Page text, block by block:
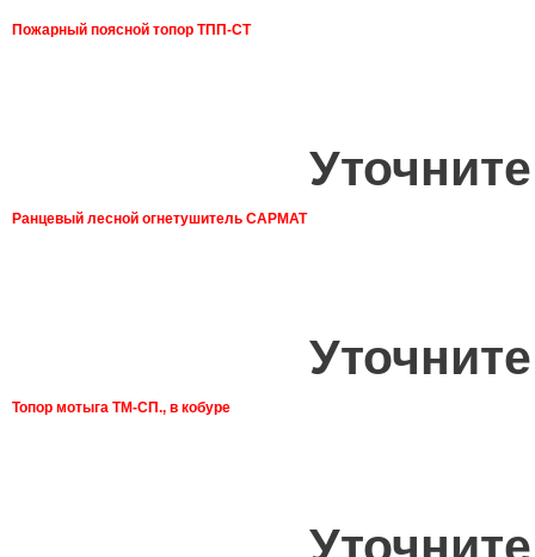
Пожарный поясной топор ТПП-СТ
Ранцевый лесной огнетушитель САРМАТ
Топор мотыга ТМ-СП., в кобуре